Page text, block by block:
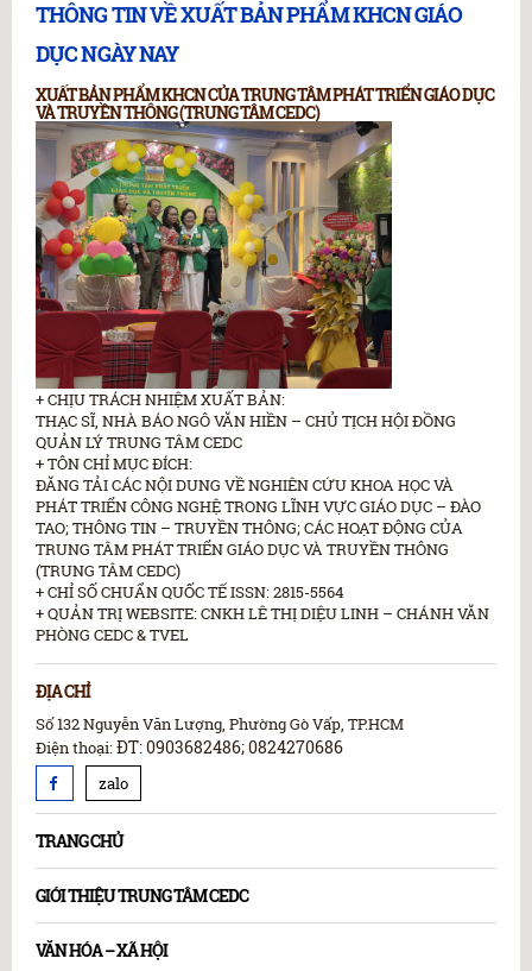
THÔNG TIN VỀ XUẤT BẢN PHẨM KHCN GIÁO
DỤC NGÀY NAY
XUẤT BẢN PHẨM KHCN CỦA TRUNG TÂM PHÁT TRIỂN GIÁO DỤC
VÀ TRUYỀN THÔNG (TRUNG TÂM CEDC)
+ CHỊU TRÁCH NHIỆM XUẤT BẢN:
THẠC SĨ, NHÀ BÁO NGÔ VĂN HIỀN – CHỦ TỊCH HỘI ĐỒNG
QUẢN LÝ TRUNG TÂM CEDC
+ TÔN CHỈ MỤC ĐÍCH:
ĐĂNG TẢI CÁC NỘI DUNG VỀ NGHIÊN CỨU KHOA HỌC VÀ
PHÁT TRIỂN CÔNG NGHỆ TRONG LĨNH VỰC GIÁO DỤC – ĐÀO
TAO; THÔNG TIN – TRUYỀN THÔNG; CÁC HOẠT ĐỘNG CỦA
TRUNG TÂM PHÁT TRIỂN GIÁO DỤC VÀ TRUYỀN THÔNG
(TRUNG TÂM CEDC)
+ CHỈ SỐ CHUẨN QUỐC TẾ ISSN: 2815-5564
+ QUẢN TRỊ WEBSITE: CNKH LÊ THỊ DIỆU LINH – CHÁNH VĂN
PHÒNG CEDC & TVEL
ĐỊA CHỈ
Số 132 Nguyễn Văn Lượng, Phường Gò Vấp, TP.HCM
Điện thoại:ĐT: 0903682486; 0824270686
zalo
TRANG CHỦ
GIỚI THIỆU TRUNG TÂM CEDC
VĂN HÓA – XÃ HỘI